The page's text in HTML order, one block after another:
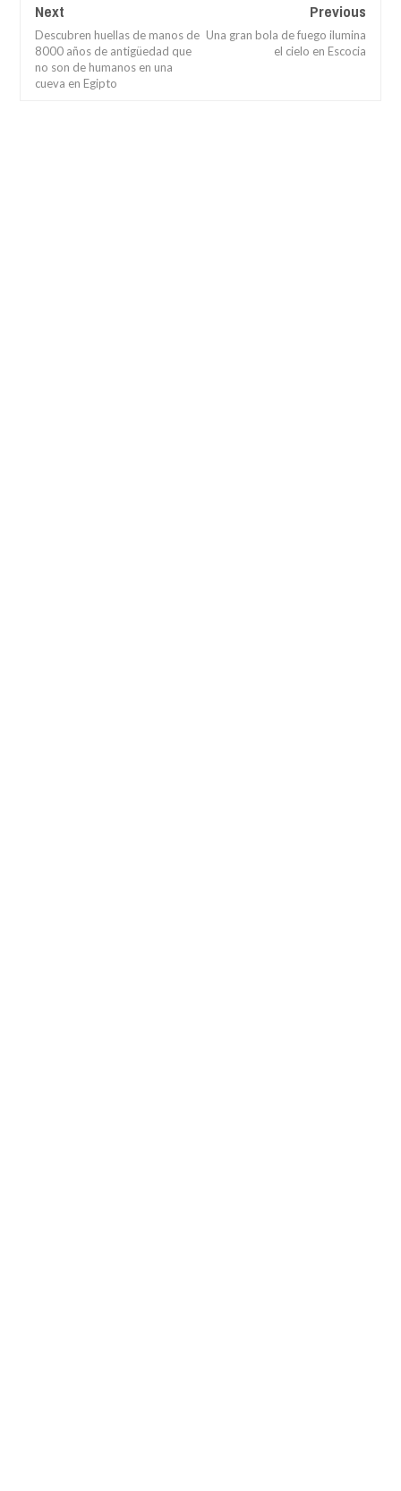
Next
Descubren huellas de manos de
8000 años de antigüedad que
no son de humanos en una
cueva en Egipto
Previous
Una gran bola de fuego ilumina
el cielo en Escocia